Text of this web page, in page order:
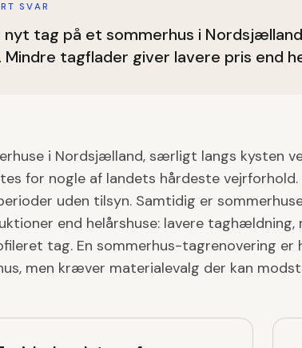
SVAR
nyt tag på et sommerhus i
Mindre tagflader giver lavere pris end
i Nordsjælland, særligt langs kysten
for nogle af landets hårdeste
uden tilsyn. Samtidig er
end helårshuse: lavere
tag. En sommerhus-tagrenovering er
men kræver materialevalg der kan